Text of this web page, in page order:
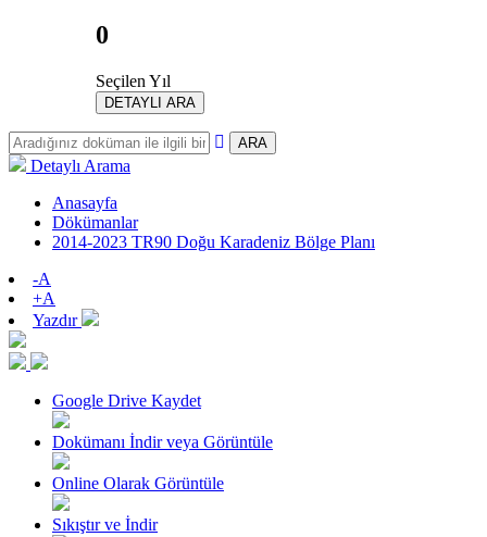
0
Seçilen Yıl
DETAYLI ARA
ARA
Detaylı Arama
Anasayfa
Dökümanlar
2014-2023 TR90 Doğu Karadeniz Bölge Planı
-A
+A
Yazdır
Google Drive Kaydet
Dokümanı İndir veya Görüntüle
Online Olarak Görüntüle
Sıkıştır ve İndir